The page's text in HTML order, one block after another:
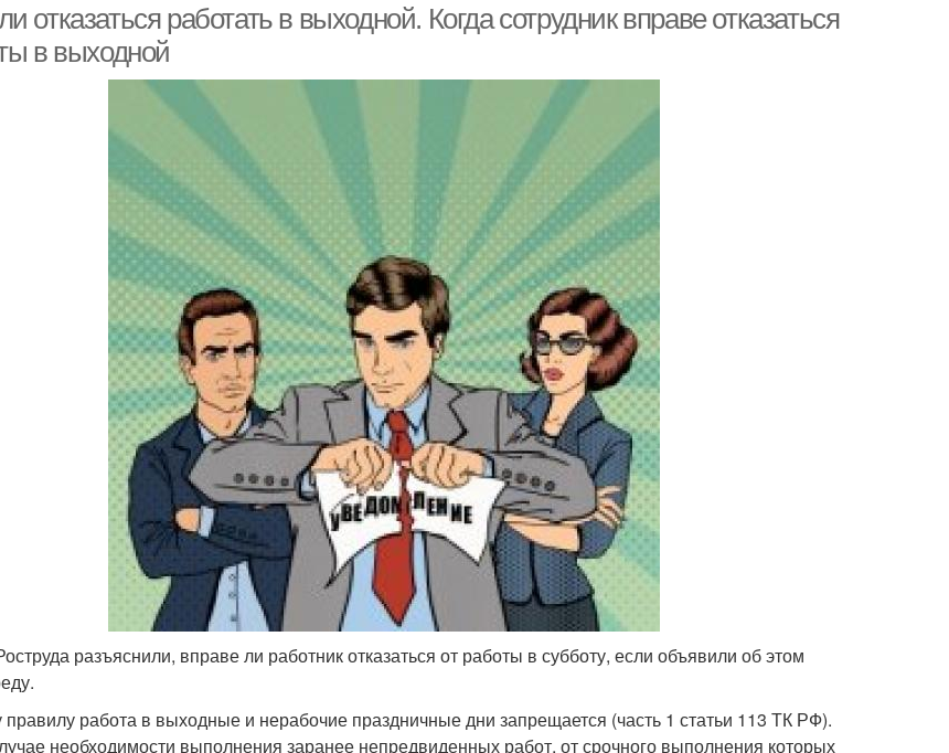
отказаться работать в выходной. Когда сотрудник вправе отказаться
в выходной
разъяснили, вправе ли работник отказаться от работы в субботу, если объявили об этом
работа в выходные и нерабочие праздничные дни запрещается (часть 1 статьи 113 ТК РФ).
необходимости выполнения заранее непредвиденных работ, от срочного выполнения которых